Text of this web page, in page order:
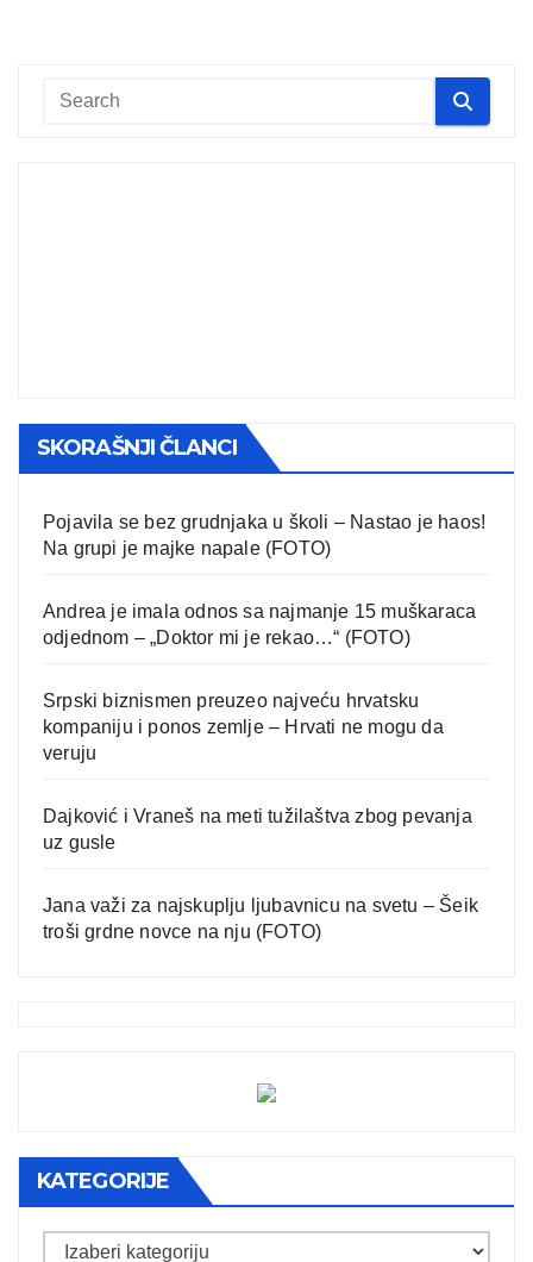
SKORAŠNJI ČLANCI
Pojavila se bez grudnjaka u školi – Nastao je haos!
Na grupi je majke napale (FOTO)
Andrea je imala odnos sa najmanje 15 muškaraca
odjednom – „Doktor mi je rekao…“ (FOTO)
Srpski biznismen preuzeo najveću hrvatsku
kompaniju i ponos zemlje – Hrvati ne mogu da
veruju
Dajković i Vraneš na meti tužilaštva zbog pevanja
uz gusle
Jana važi za najskuplju ljubavnicu na svetu – Šeik
troši grdne novce na nju (FOTO)
KATEGORIJE
Kategorije